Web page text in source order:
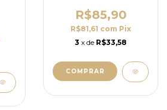
R$85,90
R$81,61 com Pix
3 x de R$33,58
COMPRAR